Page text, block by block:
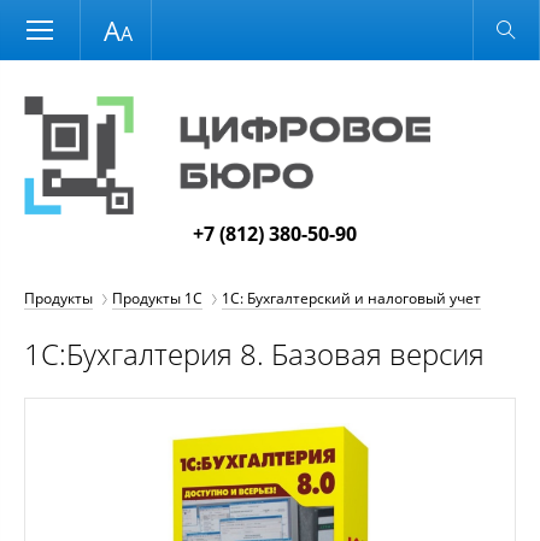
Размер шрифта Обычная версия
+7 (812) 380-50-90
Продукты Продукты 1С 1С: Бухгалтерский и налоговый учет
1С:Бухгалтерия 8. Базовая версия